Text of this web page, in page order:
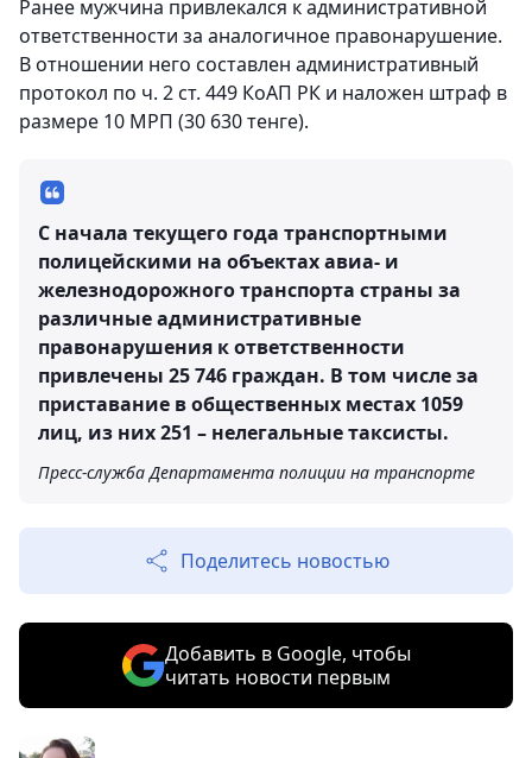
Ранее мужчина привлекался к административной
ответственности за аналогичное правонарушение.
В отношении него составлен административный
протокол по ч. 2 ст. 449 КоАП РК и наложен штраф в
размере 10 МРП (30 630 тенге).
С начала текущего года транспортными
полицейскими на объектах авиа- и
железнодорожного транспорта страны за
различные административные
правонарушения к ответственности
привлечены 25 746 граждан. В том числе за
приставание в общественных местах 1059
лиц, из них 251 – нелегальные таксисты.
Пресс-служба Департамента полиции на транспорте
Поделитесь новостью
Добавить в Google, чтобы
читать новости первым